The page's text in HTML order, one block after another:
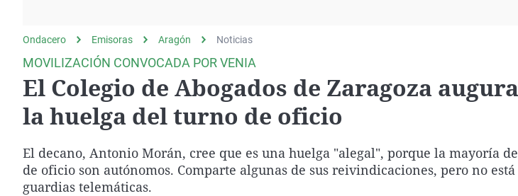
gato
Operación Viuda
Negra
Navarra
Ondacero Emisoras Aragón Noticias
MOVILIZACIÓN CONVOCADA POR VENIA
El Colegio de Abogados de Zaragoza
la huelga del turno de oficio
El decano, Antonio Morán, cree que es una huelga "alegal", porque la mayoría
de oficio son autónomos. Comparte algunas de sus reivindicaciones, pero no
guardias telemáticas.